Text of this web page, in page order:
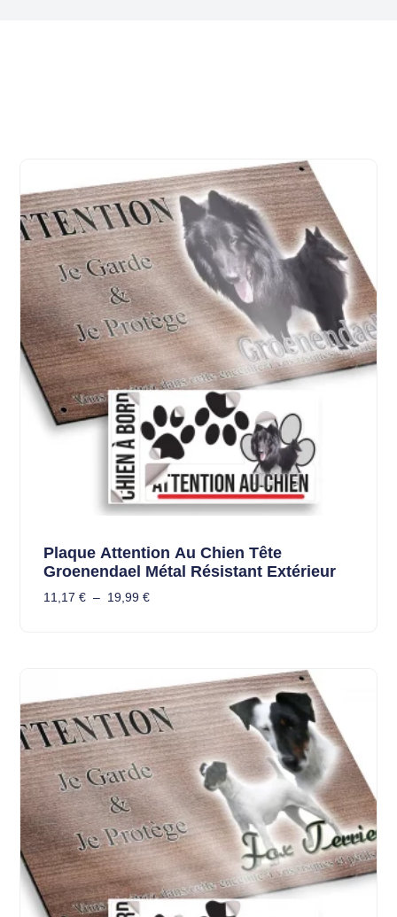
Plaque Attention Au Chien Tête
Groenendael Métal Résistant Extérieur
11,17 € – 19,99 €